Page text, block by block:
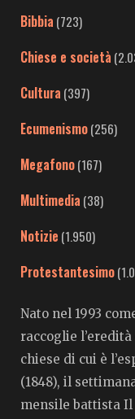
Bibbia (723)
Chiese e società
Cultura (397)
Ecumenismo(256)
Megafono(167)
Multimedia (38)
Notizie (1.950)
Protestantesimo
Nato nel 1993
raccoglie
chiese di cui è
(1848), il
mensile battista Il